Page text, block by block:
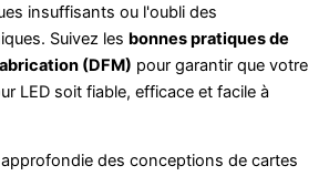
insuffisants ou l'oubli des
Suivez les bonnes pratiques de
(DFM) pour garantir que votre
LED soit fiable, efficace et facile à
des conceptions de cartes